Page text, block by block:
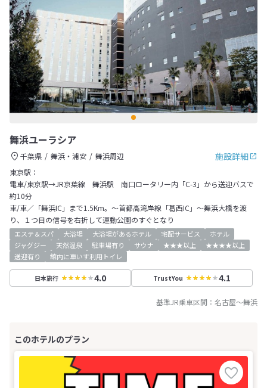
舞浜ユーラシア
施設詳細
千葉県 舞浜・浦安
舞浜周辺
東京駅：
電車/東京駅→JR京葉線 舞浜駅 南口ロータリー内「C-3」から送迎バスで
約10分
車/車／「舞浜IC」まで1.5Km。～首都高湾岸線「葛西IC」～舞浜大橋を渡
り、１つ目の信号を右折して運動公園のすぐとなり
エステ＆スパ 大浴場 大浴場があるホテル 宅配サービス
ホテル
ジャグジー
天然温泉 駐車場有り サウナ ★★★以上
★★★★以上
送迎有り
館内に車いす利用トイレ
日本旅行 4.0 TrustYou 4.1
基準JR乗車区間： 名古屋～舞浜